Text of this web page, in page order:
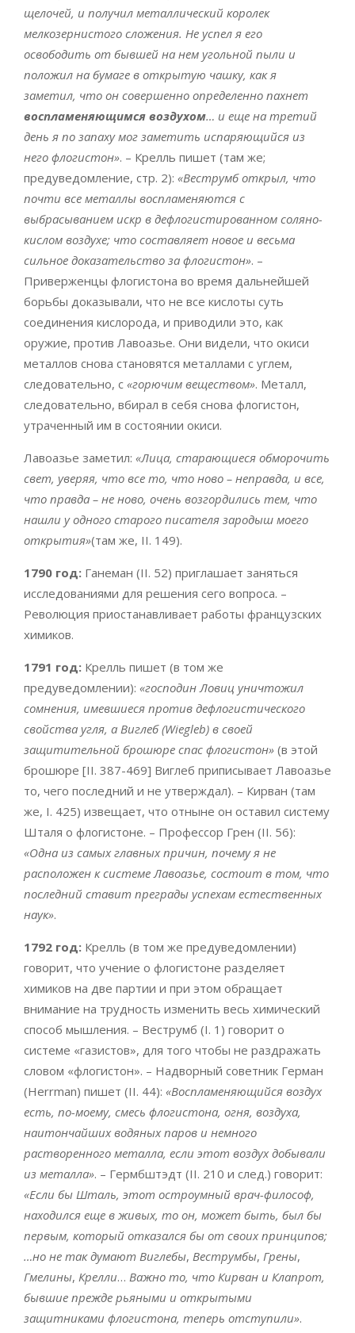
щелочей, и получил металлический королек
мелкозернистого сложения. Не успел я его
освободить от бывшей на нем угольной пыли и
положил на бумаге в открытую чашку, как я
заметил, что он совершенно определенно пахнет
воспламеняющимся воздухом… и еще на третий
день я по запаху мог заметить испаряющийся из
него флогистон». – Крелль пишет (там же;
предуведомление, стр. 2): «Веструмб открыл, что
почти все металлы воспламеняются с
выбрасыванием искр в дефлогистированном соляно-
кислом воздухе; что составляет новое и весьма
сильное доказательство за флогистон». –
Приверженцы флогистона во время дальнейшей
борьбы доказывали, что не все кислоты суть
соединения кислорода, и приводили это, как
оружие, против Лавоазье. Они видели, что окиси
металлов снова становятся металлами с углем,
следовательно, с «горючим веществом». Металл,
следовательно, вбирал в себя снова флогистон,
утраченный им в состоянии окиси.
Лавоазье заметил: «Лица, старающиеся обморочить
свет, уверяя, что все то, что ново – неправда, и все,
что правда – не ново, очень возгордились тем, что
нашли у одного старого писателя зародыш моего
открытия»(там же, II. 149).
1790 год: Ганеман (II. 52) приглашает заняться
исследованиями для решения сего вопроса. –
Революция приостанавливает работы французских
химиков.
1791 год: Крелль пишет (в том же
предуведомлении): «господин Ловиц уничтожил
сомнения, имевшиеся против дефлогистического
свойства угля, а Виглеб (Wiegleb) в своей
защитительной брошюре спас флогистон» (в этой
брошюре [II. 387-469] Виглеб приписывает Лавоазье
то, чего последний и не утверждал). – Кирван (там
же, I. 425) извещает, что отныне он оставил систему
Шталя о флогистоне. – Профессор Грен (II. 56):
«Одна из самых главных причин, почему я не
расположен к системе Лавоазье, состоит в том, что
последний ставит преграды успехам естественных
наук».
1792 год: Крелль (в том же предуведомлении)
говорит, что учение о флогистоне разделяет
химиков на две партии и при этом обращает
внимание на трудность изменить весь химический
способ мышления. – Веструмб (I. 1) говорит о
системе «газистов», для того чтобы не раздражать
словом «флогистон». – Надворный советник Герман
(Herrman) пишет (II. 44): «Воспламеняющийся воздух
есть, по-моему, смесь флогистона, огня, воздуха,
наитончайших водяных паров и немного
растворенного металла, если этот воздух добывали
из металла». – Гермбштэдт (II. 210 и след.) говорит:
«Если бы Шталь, этот остроумный врач-философ,
находился еще в живых, то он, может быть, был бы
первым, который отказался бы от своих принципов;
…но не так думают Виглебы, Веструмбы, Грены,
Гмелины, Крелли… Важно то, что Кирван и Клапрот,
бывшие прежде рьяными и открытыми
защитниками флогистона, теперь отступили».